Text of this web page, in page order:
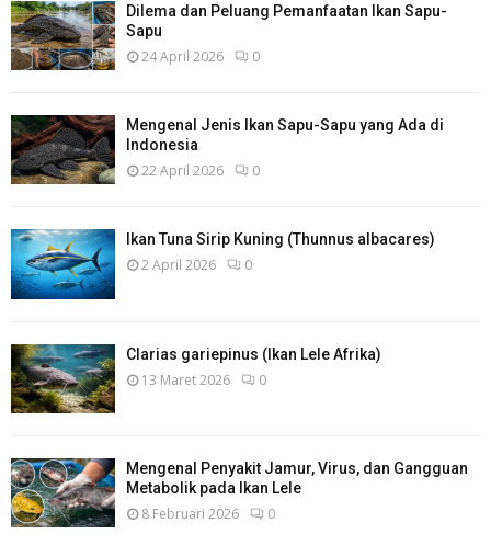
Dilema dan Peluang Pemanfaatan Ikan Sapu-
Sapu
24 April 2026 0
Mengenal Jenis Ikan Sapu-Sapu yang Ada di
Indonesia
22 April 2026 0
Ikan Tuna Sirip Kuning (Thunnus albacares)
2 April 2026 0
Clarias gariepinus (Ikan Lele Afrika)
13 Maret 2026 0
Mengenal Penyakit Jamur, Virus, dan Gangguan
Metabolik pada Ikan Lele
8 Februari 2026 0